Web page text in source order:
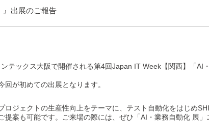
』出展のご報告
テックス大阪で開催される第4回Japan IT Week【関西】「AI
が初めての出展となります。
ロジェクトの生産性向上をテーマに、テスト自動化をはじめ
提案も可能です。ご来場の際には、ぜひ「AI・業務自動化 展